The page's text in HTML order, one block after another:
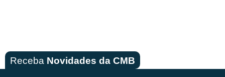
Receba Novidades da CMB